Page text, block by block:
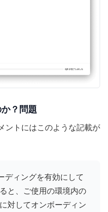
？問題
ントにはこのような記載が
ディングを有効にして
と、ご使用の環境内の
対してオンボーディン